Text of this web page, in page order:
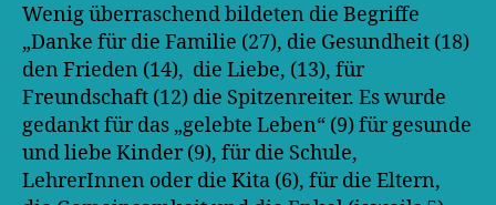
Wenig überraschend bildeten die Begriffe
„Danke für die Familie (27), die Gesundheit (18)
den Frieden (14), die Liebe, (13), für
Freundschaft (12) die Spitzenreiter. Es wurde
gedankt für das „gelebte Leben“ (9) für gesunde
und liebe Kinder (9), für die Schule,
LehrerInnen oder die Kita (6), für die Eltern,